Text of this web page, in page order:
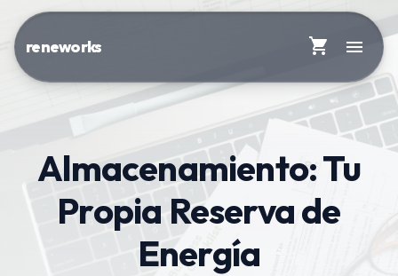
reneworks shopping_cart menu
Almacenamiento: Tu
Propia Reserva de
Energía